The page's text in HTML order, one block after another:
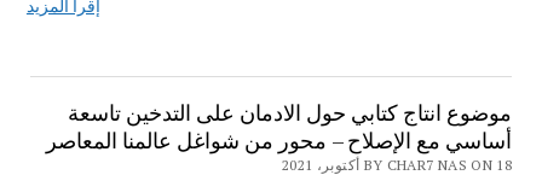
إقرأ المزيد
موضوع انتاج كتابي حول الادمان على التدخين تاسعة
أساسي مع الإصلاح – محور من شواغل عالمنا المعاصر
BY CHAR7 NAS ON 18 أكتوبر، 2021